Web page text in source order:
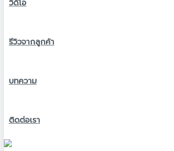
วีดีโอ
รีวิวจากลูกค้า
บทความ
ติดต่อเรา